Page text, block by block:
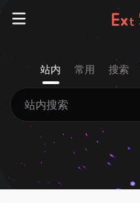
站内 常用 搜索